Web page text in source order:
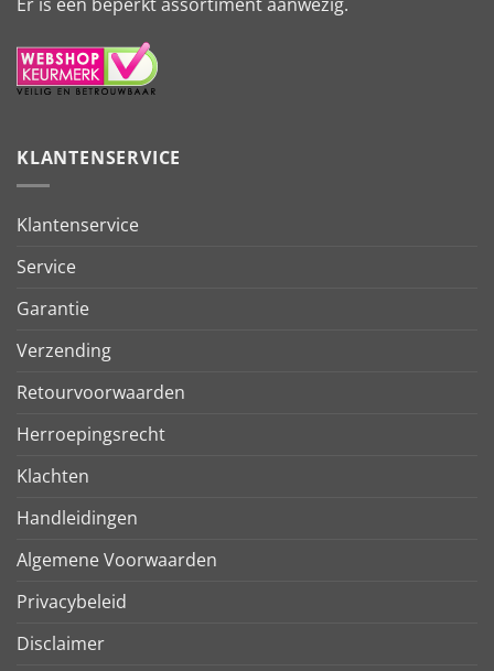
KLANTENSERVICE
Klantenservice
Service
Garantie
Verzending
Retourvoorwaarden
Herroepingsrecht
Klachten
Handleidingen
Algemene Voorwaarden
Privacybeleid
Disclaimer